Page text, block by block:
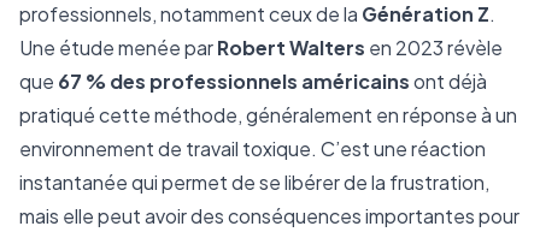
professionnels, notamment ceux de la Génération Z.
Une étude menée parRobert Walters en 2023 révèle
que 67 % des professionnels américainsont déjà
pratiqué cette méthode, généralement en réponse à un
environnement de travail toxique. C’est une réaction
instantanée qui permet de se libérer de la frustration,
mais elle peut avoir des conséquences importantes pour